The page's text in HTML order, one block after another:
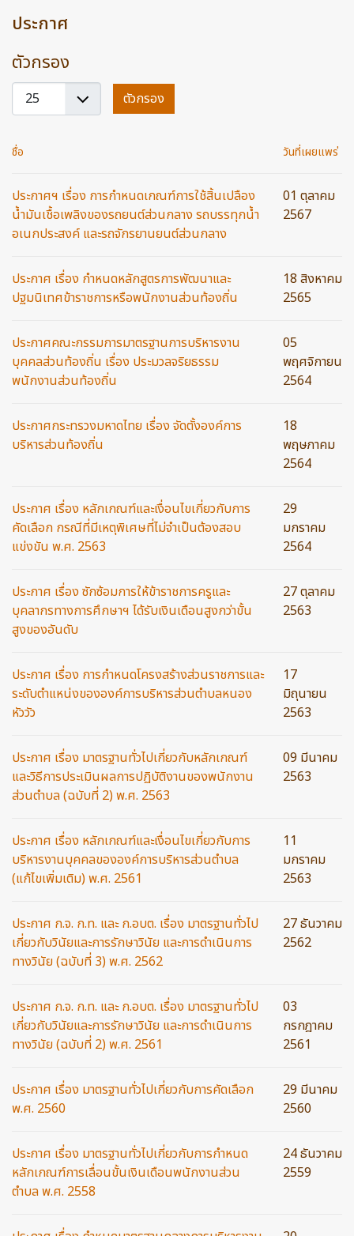
ประกาศ
ตัวกรอง
แสดง
#
ตัวกรอง
ชื่อ วันที่เผยแพร่
ประกาศฯ เรื่อง การกำหนดเกณฑ์การใช้สิ้นเปลือง
น้ำมันเชื้อเพลิงของรถยนต์ส่วนกลาง รถบรรทุกน้ำ
อเนกประสงค์ และรถจักรยานยนต์ส่วนกลาง
01 ตุลาคม
2567
ประกาศ เรื่อง กำหนดหลักสูตรการพัฒนาและ
ปฐมนิเทศข้าราชการหรือพนักงานส่วนท้องถิ่น
18 สิงหาคม
2565
ประกาศคณะกรรมการมาตรฐานการบริหารงาน
บุคคลส่วนท้องถิ่น เรื่อง ประมวลจริยธรรม
พนักงานส่วนท้องถิ่น
05
พฤศจิกายน
2564
ประกาศกระทรวงมหาดไทย เรื่อง จัดตั้งองค์การ
บริหารส่วนท้องถิ่น
18
พฤษภาคม
2564
ประกาศ เรื่อง หลักเกณฑ์และเงื่อนไขเกี่ยวกับการ
คัดเลือก กรณีที่มีเหตุพิเศษที่ไม่จำเป็นต้องสอบ
แข่งขัน พ.ศ. 2563
29
มกราคม
2564
ประกาศ เรื่อง ซักซ้อมการให้ข้าราชการครูและ
บุคลากรทางการศึกษาฯ ได้รับเงินเดือนสูงกว่าขั้น
สูงของอันดับ
27 ตุลาคม
2563
ประกาศ เรื่อง การกำหนดโครงสร้างส่วนราชการและ
ระดับตำแหน่งขององค์การบริหารส่วนตำบลหนอง
หัววัว
17
มิถุนายน
2563
ประกาศ เรื่อง มาตรฐานทั่วไปเกี่ยวกับหลักเกณฑ์
และวิธีการประเมินผลการปฏิบัติงานของพนักงาน
ส่วนตำบล (ฉบับที่ 2) พ.ศ. 2563
09 มีนาคม
2563
ประกาศ เรื่อง หลักเกณฑ์และเงื่อนไขเกี่ยวกับการ
บริหารงานบุคคลขององค์การบริหารส่วนตำบล
(แก้ไขเพิ่มเติม) พ.ศ. 2561
11
มกราคม
2563
ประกาศ ก.จ. ก.ท. และ ก.อบต. เรื่อง มาตรฐานทั่วไป
เกี่ยวกับวินัยและการรักษาวินัย และการดำเนินการ
ทางวินัย (ฉบับที่ 3) พ.ศ. 2562
27 ธันวาคม
2562
ประกาศ ก.จ. ก.ท. และ ก.อบต. เรื่อง มาตรฐานทั่วไป
เกี่ยวกับวินัยและการรักษาวินัย และการดำเนินการ
ทางวินัย (ฉบับที่ 2) พ.ศ. 2561
03
กรกฎาคม
2561
ประกาศ เรื่อง มาตรฐานทั่วไปเกี่ยวกับการคัดเลือก
พ.ศ. 2560
29 มีนาคม
2560
ประกาศ เรื่อง มาตรฐานทั่วไปเกี่ยวกับการกำหนด
หลักเกณฑ์การเลื่อนขั้นเงินเดือนพนักงานส่วน
ตำบล พ.ศ. 2558
24 ธันวาคม
2559